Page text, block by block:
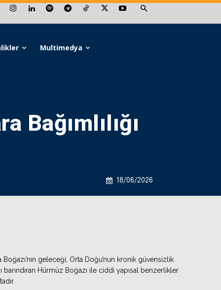
Multimedya
Bağımlılığı
18/06/2026
Boğazı’nın geleceği, Orta Doğu’nun kronik güvensizlik
barındıran Hürmüz Boğazı ile ciddi yapısal benzerlikler